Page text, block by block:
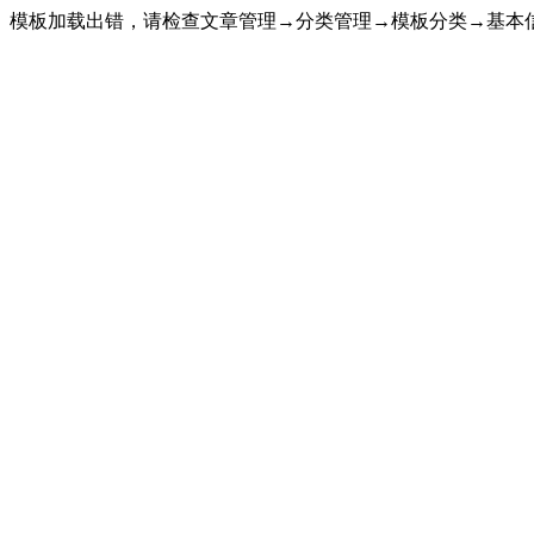
模板加载出错，请检查文章管理→分类管理→模板分类→基本